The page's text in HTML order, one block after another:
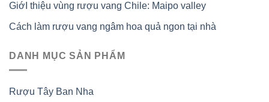
GiớI thiệu vùng rượu vang Chile: Maipo valley
Cách làm rượu vang ngâm hoa quả ngon tại nhà
DANH MỤC SẢN PHẨM
Rượu Tây Ban Nha